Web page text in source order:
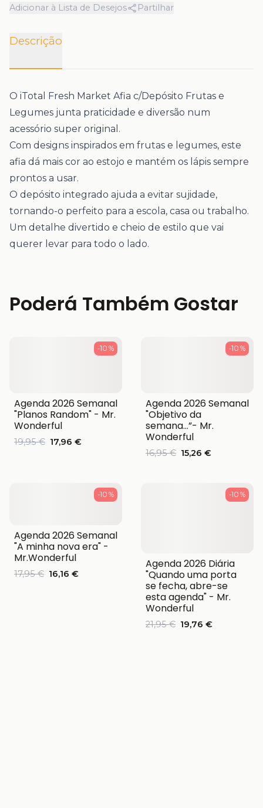
Descrição
O iTotal Fresh Market Afia c/Depósito Frutas e
Legumes junta praticidade e diversão num
acessório super original.
Com designs inspirados em frutas e legumes, este
afia dá mais cor ao estojo e mantém os lápis sempre
prontos a usar.
O depósito integrado ajuda a evitar sujidade,
tornando-o perfeito para a escola, casa ou trabalho.
Um detalhe divertido e cheio de estilo que vai
querer levar para todo o lado.
Adicionar à Lista de Desejos Partilhar
Poderá Também Gostar
-10 %
Agenda 2026 Semanal
"Planos Random" - Mr.
Wonderful
19,95 € 17,96 €
-10 %
Agenda 2026 Semanal
"Objetivo da
semana…”- Mr.
Wonderful
16,95 € 15,26 €
-10 %
Agenda 2026 Semanal
"A minha nova era" -
Mr.Wonderful
17,95 € 16,16 €
-10 %
Agenda 2026 Diária
"Quando uma porta
se fecha, abre-se
esta agenda" - Mr.
Wonderful
21,95 € 19,76 €